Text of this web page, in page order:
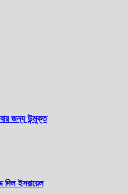
জন্য উন্মুক্ত
দিল ইসরায়েল